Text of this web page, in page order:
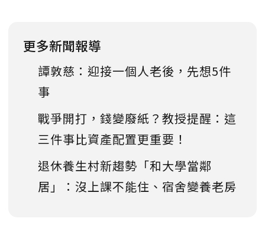
更多新聞報導
譚敦慈：迎接一個人老後，先想5件
事
戰爭開打，錢變廢紙？教授提醒：這
三件事比資產配置更重要！
退休養生村新趨勢「和大學當鄰
居」：沒上課不能住、宿舍變養老房